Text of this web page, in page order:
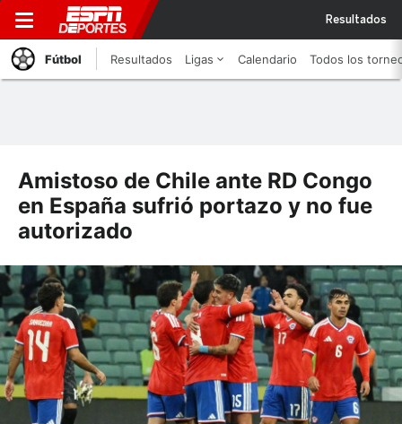
Resultados
Fútbol Resultados Ligas Calendario Todos los
Amistoso de Chile ante RD Congo
en España sufrió portazo y no fue
autorizado